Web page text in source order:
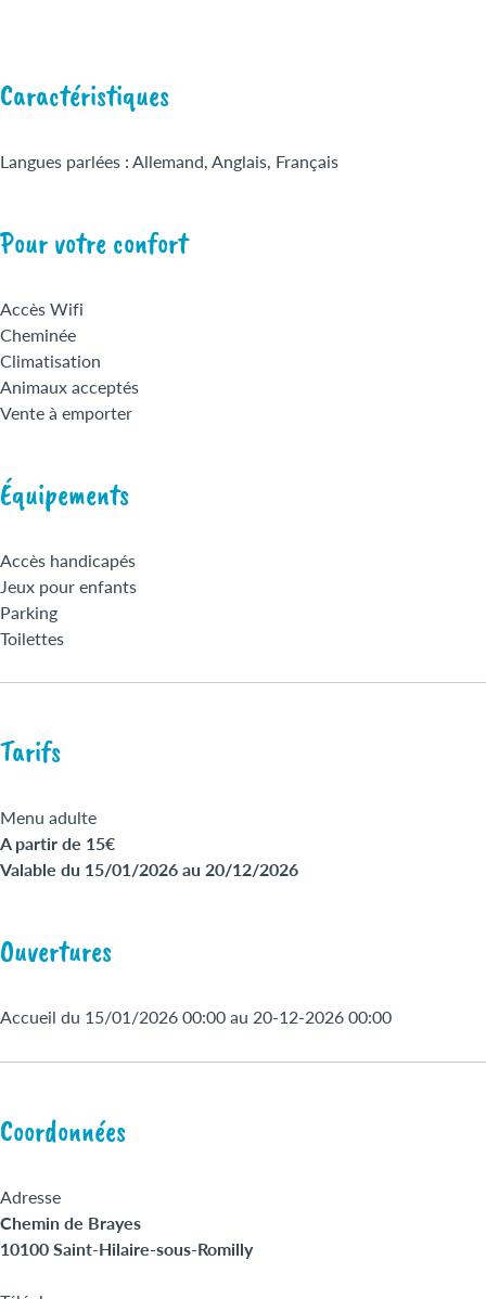
Caractéristiques
Langues parlées : Allemand, Anglais, Français
Pour votre confort
Accès Wifi
Cheminée
Climatisation
Animaux acceptés
Vente à emporter
Équipements
Accès handicapés
Jeux pour enfants
Parking
Toilettes
Tarifs
Menu adulte
A partir de 15€
Valable du 15/01/2026 au 20/12/2026
Ouvertures
Accueil du 15/01/2026 00:00 au 20-12-2026 00:00
Coordonnées
Adresse
Chemin de Brayes
10100 Saint-Hilaire-sous-Romilly